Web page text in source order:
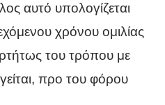
αυτό υπολογίζεται
χρόνου ομιλίας
του τρόπου με
προ του φόρου